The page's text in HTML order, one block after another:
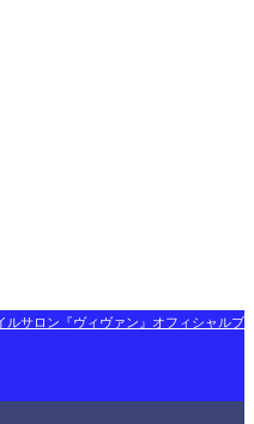
サロン『ヴィヴァン』オフィシャルブ